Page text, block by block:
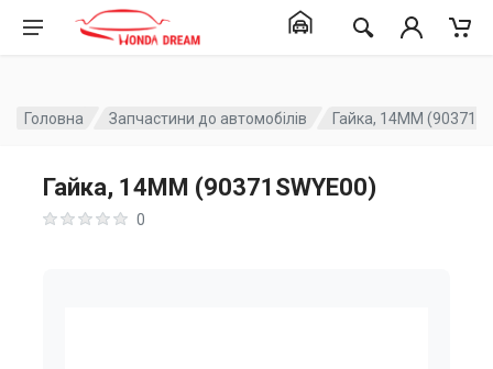
Головна Запчастини до автомобілів Гайка, 14MM
Гайка, 14MM (90371SWYE00)
0